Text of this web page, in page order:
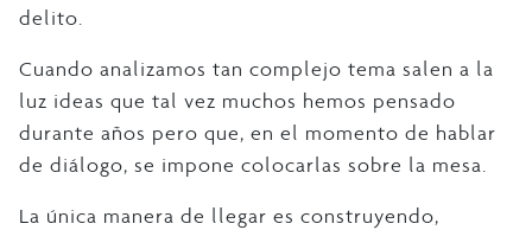
delito.
Cuando analizamos tan complejo tema salen a la
luz ideas que tal vez muchos hemos pensado
durante años pero que, en el momento de hablar
de diálogo, se impone colocarlas sobre la mesa.
La única manera de llegar es construyendo,